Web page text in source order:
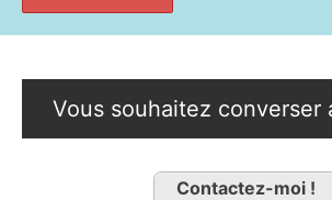
Vous souhaitez converser
Contactez-moi !